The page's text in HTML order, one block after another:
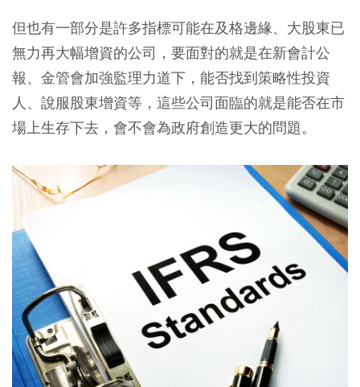
但也有一部分是許多指標可能在及格邊緣、大股東已
無力再大幅增資的公司，要面對的就是在新會計公
報、金管會加強監理力道下，能否找到策略性投資
人、說服股東增資等，這些公司面臨的就是能否在市
場上生存下去，會不會為政府創造更大的問題。